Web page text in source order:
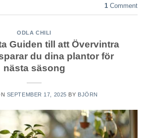
1 Comment
ODLA CHILI
Guiden till att Övervintra
du dina plantor för
nästa säsong
SEPTEMBER 17, 2025 BY BJÖRN